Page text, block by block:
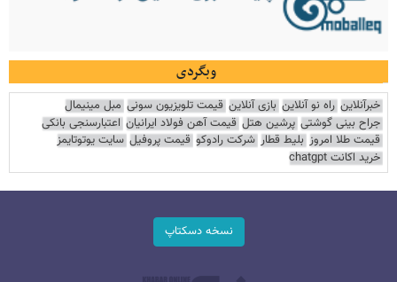
وبگردی
خبرآنلاین راه نو آنلاین بازی آنلاین قیمت تلویزیون سونی مبل مینیمال
جراح بینی گوشتی پرشین هتل قیمت آهن فولاد ایرانیان اعتبارسنجی بانکی
قیمت طلا امروز بلیط قطار شرکت رادوکو قیمت پروفیل سایت یوتوتایمز
خرید اکانت chatgpt
نسخه دسکتاپ